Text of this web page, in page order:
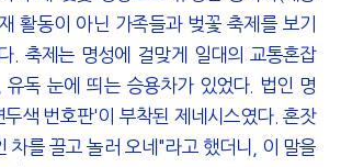
배달라이더 원천징수 세금 인하…환급 플랫폼 수익성 악화될까
상속·증여세 조사, 이제 코인거래소까지 샅샅이 본다
고액자산가 더 옥죈다…해외신탁 미신고 제보에 포상금
"오래 보유보다 오래 살아야"…1주택 세금 '실거주' 중심으로
호우 특별재난지역, 세금 납부기한 2년 연장
"10년 넘게 7급은 문제"...인사로 답한 임광현 국세청장
활동이 아닌 가족들과 벚꽃 축제를 보기
. 축제는 명성에 걸맞게 일대의 교통혼잡
유독 눈에 띄는 승용차가 있었다. 법인 명
색 번호판'이 부착된 제네시스였다. 혼잣
차를 끌고 놀러 오네"라고 했더니, 이 말을